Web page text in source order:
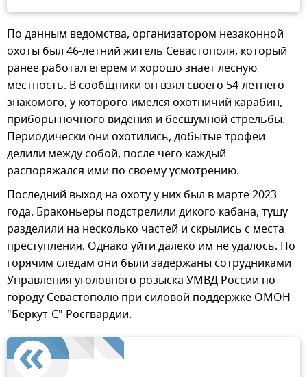
По данным ведомства, организатором незаконной
охоты был 46-летний житель Севастополя, который
ранее работал егерем и хорошо знает лесную
местность. В сообщники он взял своего 54-летнего
знакомого, у которого имелся охотничий карабин,
приборы ночного видения и бесшумной стрельбы.
Периодически они охотились, добытые трофеи
делили между собой, после чего каждый
распоряжался ими по своему усмотрению.
Последний выход на охоту у них был в марте 2023
года. Браконьеры подстрелили дикого кабана, тушу
разделили на несколько частей и скрылись с места
преступления. Однако уйти далеко им не удалось. По
горячим следам они были задержаны сотрудниками
Управления уголовного розыска УМВД России по
городу Севастополю при силовой поддержке ОМОН
"Беркут-С" Росгвардии.